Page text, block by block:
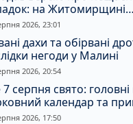
на Житомирщині
чоловіка за
2026, 23:01
дахи та обірвані
негоди у Малині
2026, 20:54
серпня свято: головні
календар та
2026, 17:50